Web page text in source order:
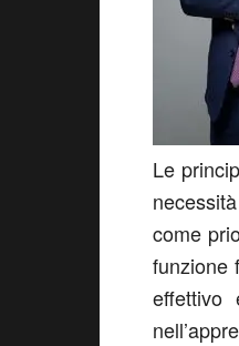
Le
come
funzione
effettivo